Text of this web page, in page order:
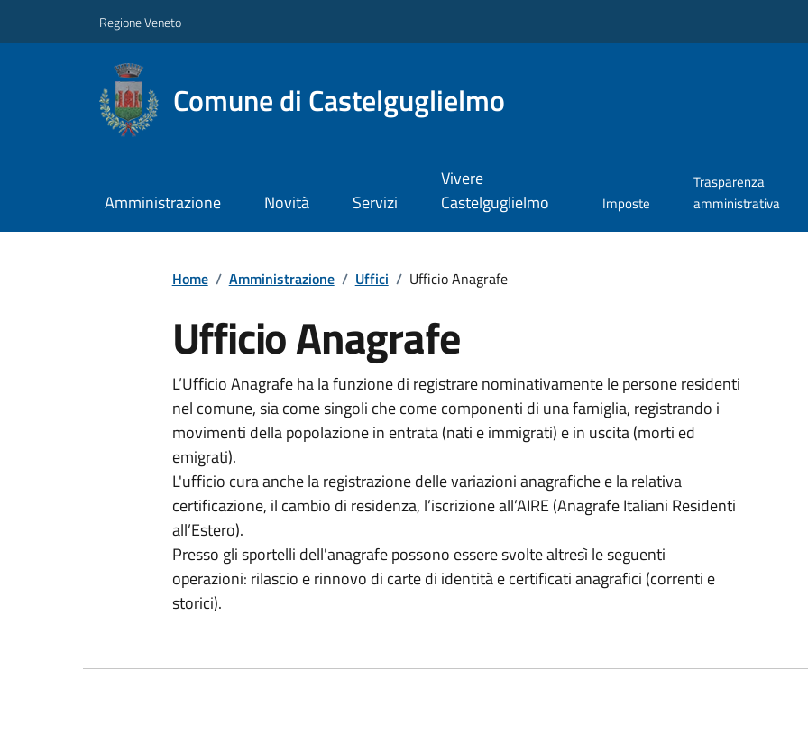
Regione Veneto
Comune di Castelguglielmo
Amministrazione Novità Servizi
Vivere
Castelguglielmo
Imposte
Trasparenza
amministrativa
Home / Amministrazione / Uffici / Ufficio Anagrafe
Ufficio Anagrafe
L’Ufficio Anagrafe ha la funzione di registrare nominativamente le persone residenti
nel comune, sia come singoli che come componenti di una famiglia, registrando i
movimenti della popolazione in entrata (nati e immigrati) e in uscita (morti ed
emigrati).
L'ufficio cura anche la registrazione delle variazioni anagrafiche e la relativa
certificazione, il cambio di residenza, l’iscrizione all’AIRE (Anagrafe Italiani Residenti
all’Estero).
Presso gli sportelli dell'anagrafe possono essere svolte altresì le seguenti
operazioni: rilascio e rinnovo di carte di identità e certificati anagrafici (correnti e
storici).